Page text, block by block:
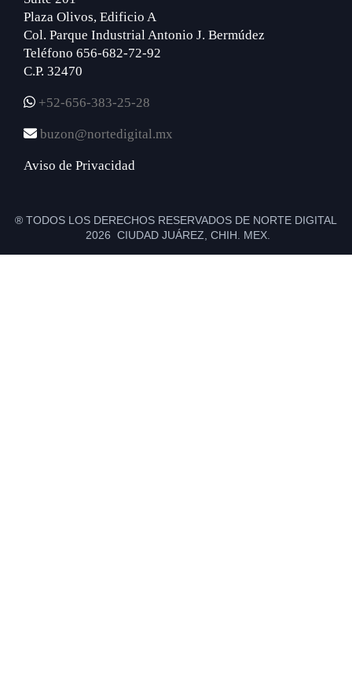
Plaza Olivos, Edificio A
Col. Parque Industrial Antonio J. Bermúdez
Teléfono 656-682-72-92
C.P. 32470
+52-656-383-25-28
buzon@nortedigital.mx
Aviso de Privacidad
® TODOS LOS DERECHOS RESERVADOS DE NORTE DIGITAL
2026 CIUDAD JUÁREZ, CHIH. MEX.